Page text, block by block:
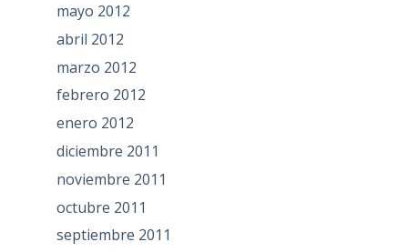
mayo 2012
abril 2012
marzo 2012
febrero 2012
enero 2012
diciembre 2011
noviembre 2011
octubre 2011
septiembre 2011